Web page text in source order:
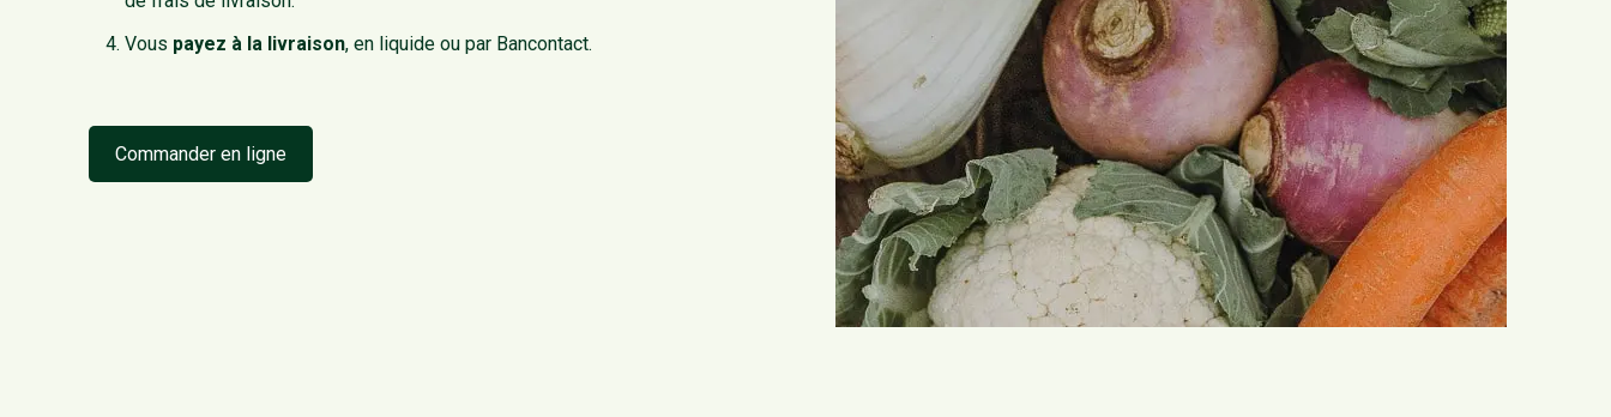
Vous payez à la livraison, en liquide ou par Bancontact.
Commander en ligne